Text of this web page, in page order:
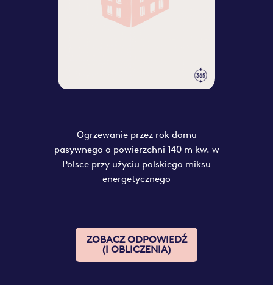
Ogrzewanie przez rok domu
pasywnego o powierzchni 140 m kw. w
Polsce przy użyciu polskiego miksu
energetycznego
ZOBACZ ODPOWIEDŹ
(I OBLICZENIA)